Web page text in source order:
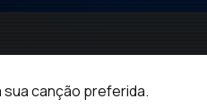
sua canção preferida.